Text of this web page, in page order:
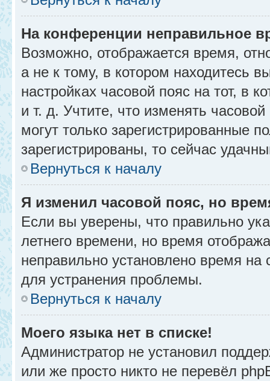
На конференции неправильное
Возможно, отображается время,
а не к тому, в котором находитесь
настройках часовой пояс на тот, в
и т. д. Учтите, что изменять
могут только зарегистрированные
зарегистрированы, то сейчас
Вернуться к началу
Я изменил часовой пояс, но
Если вы уверены, что правильно
летнего времени, но время
неправильно установлено время
для устранения проблемы.
Вернуться к началу
Моего языка нет в списке!
Администратор не установил
или же просто никто не перевёл